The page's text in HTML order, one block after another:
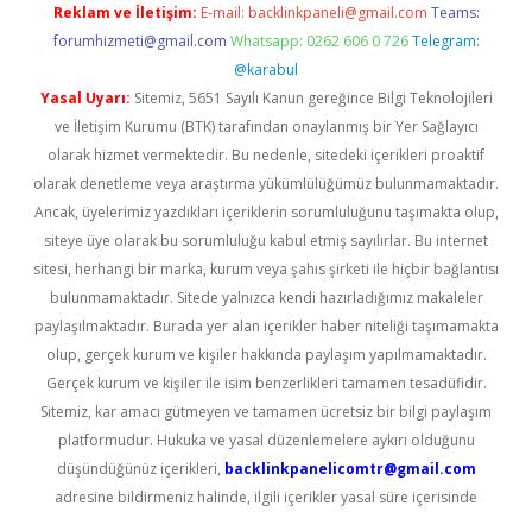
Reklam ve İletişim: E-mail: backlinkpaneli@gmail.com Teams:
forumhizmeti@gmail.com Whatsapp: 0262 606 0 726 Telegram:
@karabul
Yasal Uyarı: Sitemiz, 5651 Sayılı Kanun gereğince Bilgi Teknolojileri
ve İletişim Kurumu (BTK) tarafından onaylanmış bir Yer Sağlayıcı
olarak hizmet vermektedir. Bu nedenle, sitedeki içerikleri proaktif
olarak denetleme veya araştırma yükümlülüğümüz bulunmamaktadır.
Ancak, üyelerimiz yazdıkları içeriklerin sorumluluğunu taşımakta olup,
siteye üye olarak bu sorumluluğu kabul etmiş sayılırlar. Bu internet
sitesi, herhangi bir marka, kurum veya şahıs şirketi ile hiçbir bağlantısı
bulunmamaktadır. Sitede yalnızca kendi hazırladığımız makaleler
paylaşılmaktadır. Burada yer alan içerikler haber niteliği taşımamakta
olup, gerçek kurum ve kişiler hakkında paylaşım yapılmamaktadır.
Gerçek kurum ve kişiler ile isim benzerlikleri tamamen tesadüfidir.
Sitemiz, kar amacı gütmeyen ve tamamen ücretsiz bir bilgi paylaşım
platformudur. Hukuka ve yasal düzenlemelere aykırı olduğunu
düşündüğünüz içerikleri, backlinkpanelicomtr@gmail.com
adresine bildirmeniz halinde, ilgili içerikler yasal süre içerisinde